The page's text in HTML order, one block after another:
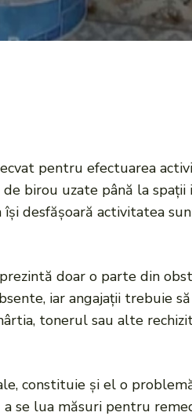
pentru efectuarea
birou uzate până la spații
desfășoară activitatea
doar o parte din
iar angajații trebuie
tonerul sau alte
constituie și el o
se lua măsuri pentru